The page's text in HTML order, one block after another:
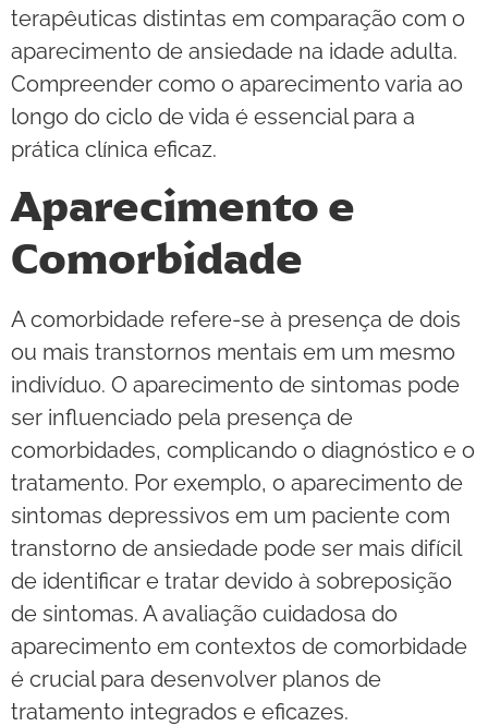
terapêuticas distintas em comparação com o
aparecimento de ansiedade na idade adulta.
Compreender como o aparecimento varia ao
longo do ciclo de vida é essencial para a
prática clínica eficaz.
Aparecimento e
Comorbidade
A comorbidade refere-se à presença de dois
ou mais transtornos mentais em um mesmo
indivíduo. O aparecimento de sintomas pode
ser influenciado pela presença de
comorbidades, complicando o diagnóstico e o
tratamento. Por exemplo, o aparecimento de
sintomas depressivos em um paciente com
transtorno de ansiedade pode ser mais difícil
de identificar e tratar devido à sobreposição
de sintomas. A avaliação cuidadosa do
aparecimento em contextos de comorbidade
é crucial para desenvolver planos de
tratamento integrados e eficazes.